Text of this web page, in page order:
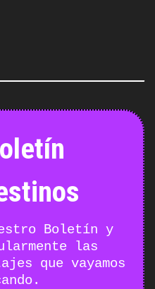
Boletín y
las
que vayamos